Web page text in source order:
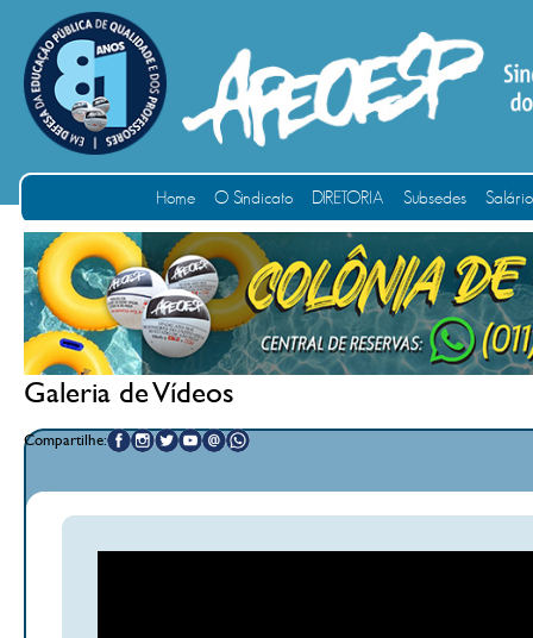
Home O Sindicato DIRETORIA Subsedes
Galeria de Vídeos
Compartilhe: